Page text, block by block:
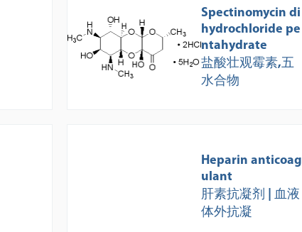
Spectinomycin di
hydrochloride pe
ntahydrate
盐酸壮观霉素,五
水合物
Heparin anticoag
ulant
肝素抗凝剂 | 血液
体外抗凝